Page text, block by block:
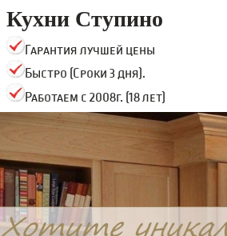
Кухни Ступино
Гарантия лучшей цены
Быстро (Сроки 3 дня).
Работаем с 2008г. (18 лет)